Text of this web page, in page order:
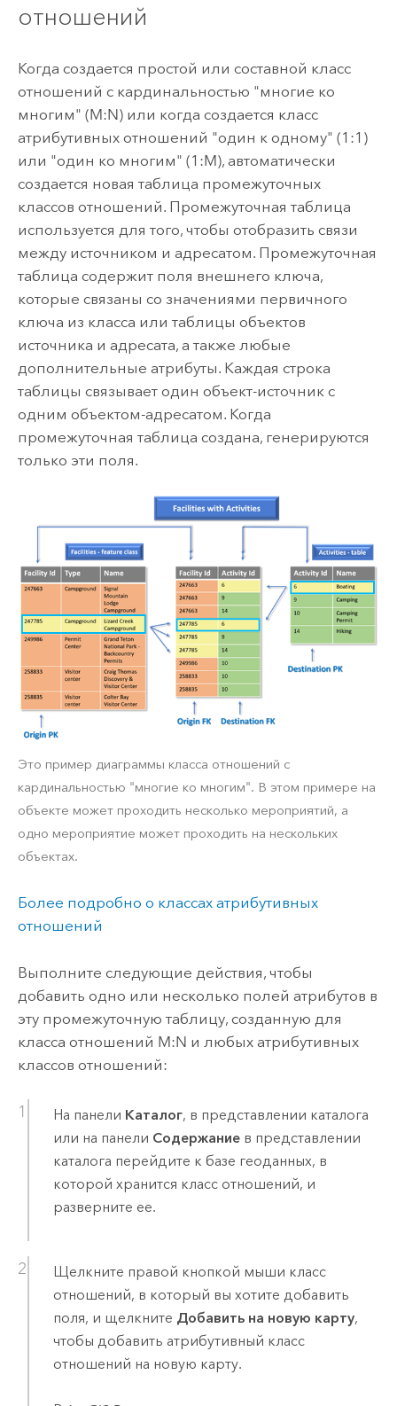
отношений
Когда создается простой или составной класс
отношений с кардинальностью "многие ко
многим" (M:N) или когда создается класс
атрибутивных отношений "один к одному" (1:1)
или "один ко многим" (1:M), автоматически
создается новая таблица промежуточных
классов отношений. Промежуточная таблица
используется для того, чтобы отобразить связи
между источником и адресатом. Промежуточная
таблица содержит поля внешнего ключа,
которые связаны со значениями первичного
ключа из класса или таблицы объектов
источника и адресата, а также любые
дополнительные атрибуты. Каждая строка
таблицы связывает один объект-источник с
одним объектом-адресатом. Когда
промежуточная таблица создана, генерируются
только эти поля.
Это пример диаграммы класса отношений с
кардинальностью "многие ко многим". В этом примере на
объекте может проходить несколько мероприятий, а
одно мероприятие может проходить на нескольких
объектах.
Более подробно о классах атрибутивных
отношений
Выполните следующие действия, чтобы
добавить одно или несколько полей атрибутов в
эту промежуточную таблицу, созданную для
класса отношений M:N и любых атрибутивных
классов отношений:
На панели Каталог, в представлении каталога
или на панели Содержаниев представлении
каталога перейдите к базе геоданных, в
которой хранится класс отношений, и
разверните ее.
Щелкните правой кнопкой мыши класс
отношений, в который вы хотите добавить
поля, и щелкните Добавить на новую карту,
чтобы добавить атрибутивный класс
отношений на новую карту.